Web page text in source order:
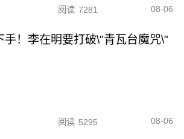
阅读 7281 08-06
手！李在明要打破\"青瓦台魔咒\"
阅读 5295 08-06